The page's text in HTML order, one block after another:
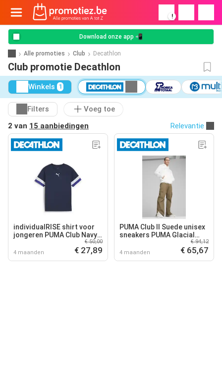
!
Download onze app 📲
Alle promoties Club Decathlon
Club promotie Decathlon
Winkels 1
Filters
Voeg toe
2 van 15 aanbiedingen Relevantie
individualRISE shirt voor
jongeren PUMA Club Navy
4 maanden
€ 50,00
€ 27,89
PUMA Club II Suede unisex
sneakers PUMA Glacial
4 maanden
€ 94,12
€ 65,67